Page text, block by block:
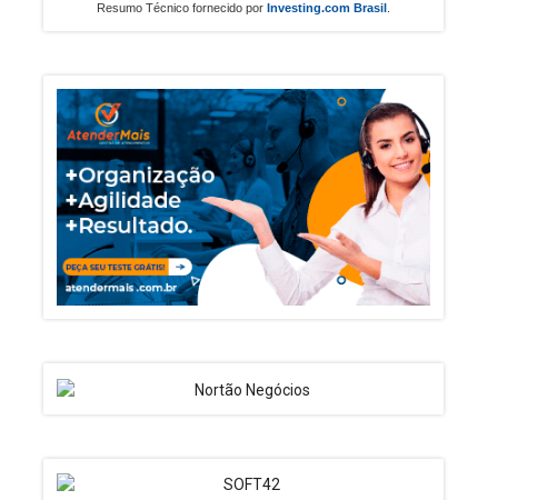
Resumo Técnico fornecido por Investing.com Brasil.